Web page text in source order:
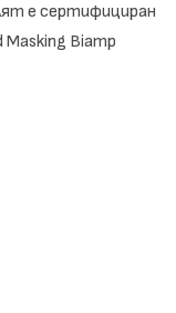
е сертифициран
Biamp